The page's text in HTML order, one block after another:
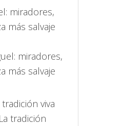
miradores,
más salvaje
viva